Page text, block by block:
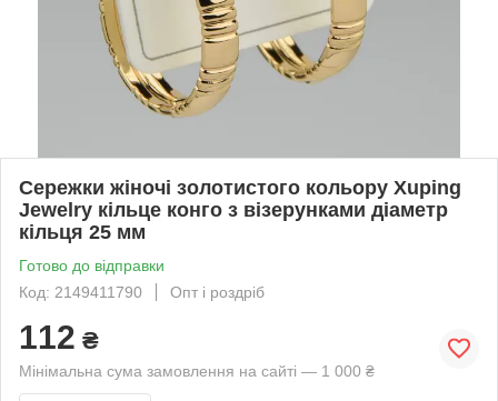
Сережки жіночі золотистого кольору Xuping
Jewelry кільце конго з візерунками діаметр
кільця 25 мм
Готово до відправки
Код: 2149411790
Опт і роздріб
112 ₴
Мінімальна сума замовлення на сайті — 1 000 ₴